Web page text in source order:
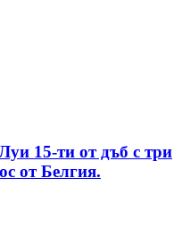
15-ти от дъб с три
от Белгия.